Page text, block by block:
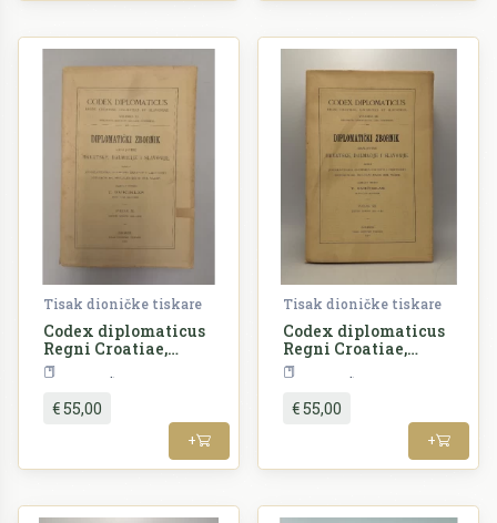
Tisak dioničke tiskare
Codex diplomaticus
Regni Croatiae,
Dalmatiae et
Slavoniae /
Diplomatički
zbornik Kraljevine
Hrvatske, Dalmacije
€ 55,00
+
Tisak dioničke tiskare
Codex diplomaticus
Regni Croatiae,
Dalmatiae et
Slavoniae /
Diplomatički
zbornik Kraljevine
Hrvatske, Dalmacije
€ 55,00
+